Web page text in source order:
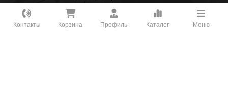
Предложения на сайте не являются публичной офертой! Цены
могут поменяться, они уточняются менеджером на этапе
Контакты
Как вам удобнее с нами связаться?
Корзина Профиль Каталог Меню